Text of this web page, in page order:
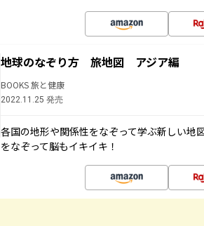
地球のなぞり方 旅地図 アジア編
BOOKS 旅と健康
2022.11.25 発売
各国の地形や関係性をなぞって学ぶ新しい地
をなぞって脳もイキイキ！